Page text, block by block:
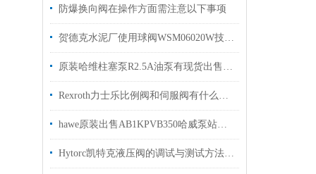
防爆换向阀在操作方面需注意以下事项
贺德克水泥厂使用球阀WSM06020W技术规格说明
原装哈维柱塞泵R2.5A油泵有现货出售hawe选购
Rexroth力士乐比例阀和伺服阀有什么区别？看完这篇文章你就明白了
hawe原装出售AB1KPVB350哈威泵站连接块
Hytorc凯特克液压阀的调试与测试方法具体如下